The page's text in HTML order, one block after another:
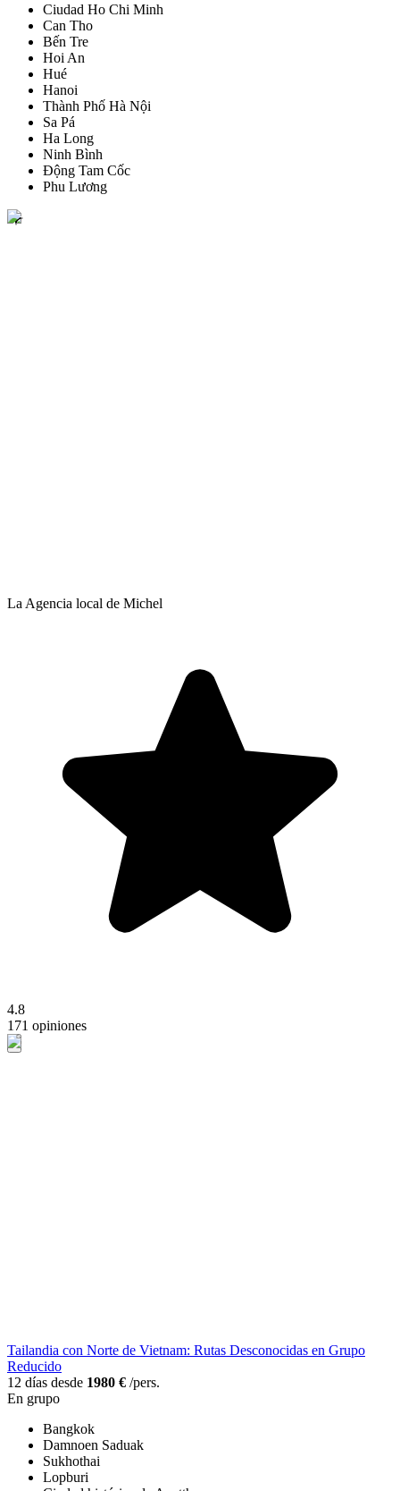
Ciudad Ho Chi Minh
Can Tho
Bến Tre
Hoi An
Hué
Hanoi
Thành Phố Hà Nội
Sa Pá
Ha Long
Ninh Bình
Động Tam Cốc
Phu Lương
La Agencia local de Michel
4.8
171 opiniones
Tailandia con Norte de Vietnam: Rutas Desconocidas en Grupo
Reducido
12 días desde 1980 € /pers.
En grupo
Bangkok
Damnoen Saduak
Sukhothai
Lopburi